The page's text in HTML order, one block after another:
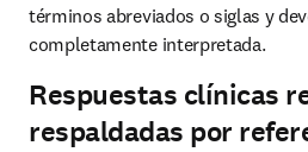
términos abreviados o siglas y
completamente interpretada.
Respuestas clínicas
respaldadas por